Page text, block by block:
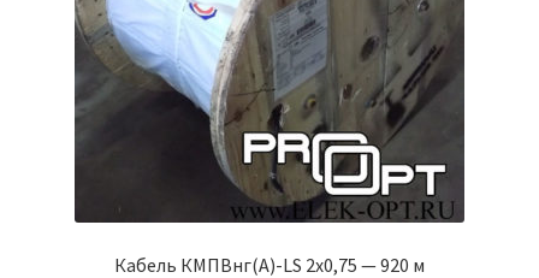
Кабель КМПВнг(А)-LS 2х0,75 — 920 м